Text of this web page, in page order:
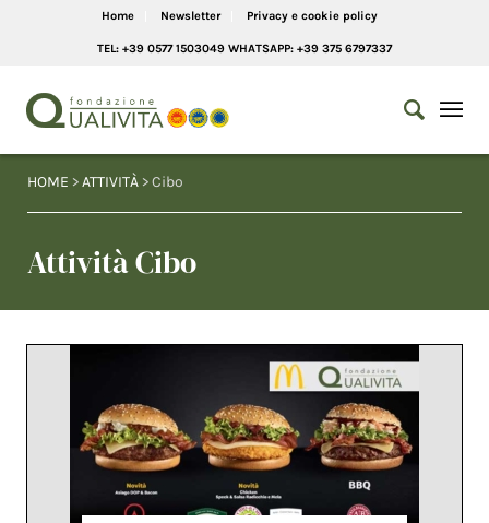
Home Newsletter Privacy e cookie policy
TEL: +39 0577 1503049 WHATSAPP: +39 375 6797337
HOME >ATTIVITÀ > Cibo
Attività Cibo